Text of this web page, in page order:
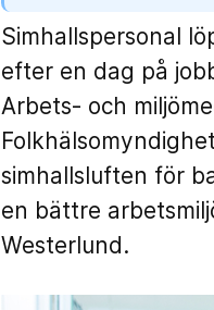
Simhallspersonal
efter en dag på
Arbets- och
simhallsluften för
en bättre
Westerlund.